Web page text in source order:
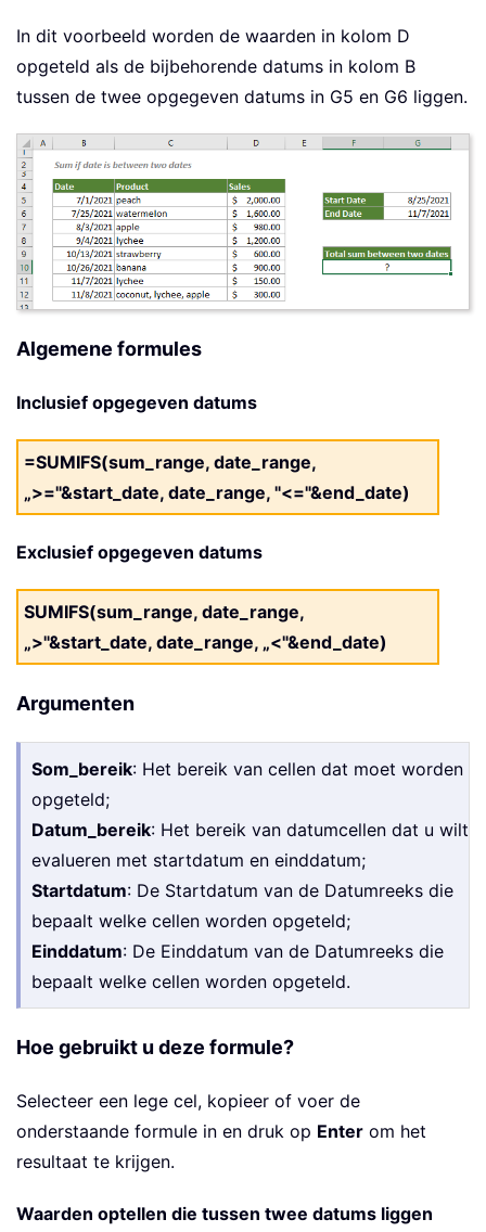
In dit voorbeeld worden de waarden in kolom D
opgeteld als de bijbehorende datums in kolom B
tussen de twee opgegeven datums in G5 en G6 liggen.
Algemene formules
Inclusief opgegeven datums
=SUMIFS(sum_range, date_range,
„>="&start_date, date_range, "<="&end_date)
Exclusief opgegeven datums
SUMIFS(sum_range, date_range,
„>"&start_date, date_range, „<"&end_date)
Argumenten
Som_bereik: Het bereik van cellen dat moet worden
opgeteld;
Datum_bereik: Het bereik van datumcellen dat u wilt
evalueren met startdatum en einddatum;
Startdatum: De Startdatum van de Datumreeks die
bepaalt welke cellen worden opgeteld;
Einddatum: De Einddatum van de Datumreeks die
bepaalt welke cellen worden opgeteld.
Hoe gebruikt u deze formule?
Selecteer een lege cel, kopieer of voer de
onderstaande formule in en druk op Enter om het
resultaat te krijgen.
Waarden optellen die tussen twee datums liggen